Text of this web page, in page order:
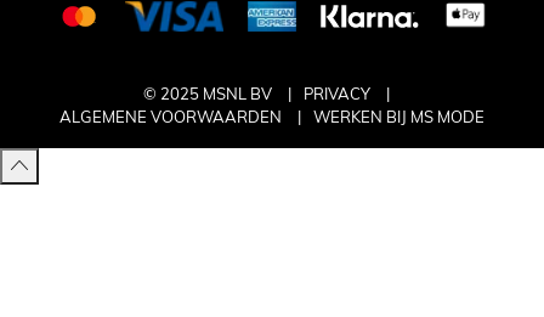
© 2025 MSNL BV
PRIVACY
ALGEMENE VOORWAARDEN
WERKEN BIJ MS MODE